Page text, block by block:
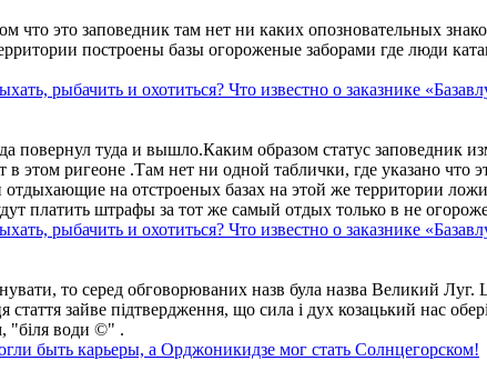
это заповедник там нет ни каких опозновательных
построены базы огороженые заборами где люди
рыбачить и охотиться? Что известно о заказнике
повернул туда и вышло.Каким образом статус заповедник
этом ригеоне .Там нет ни одной таблички, где указано что
отдыхающие на отстроеных базах на этой же территории
платить штрафы за тот же самый отдых только в не
рыбачить и охотиться? Что известно о заказнике
то серед обговорюваних назв була назва Великий
зайве підтвердження, що сила і дух козацький нас
"біля води ©" .
быть карьеры, а Орджоникидзе мог стать Солнцегорском!